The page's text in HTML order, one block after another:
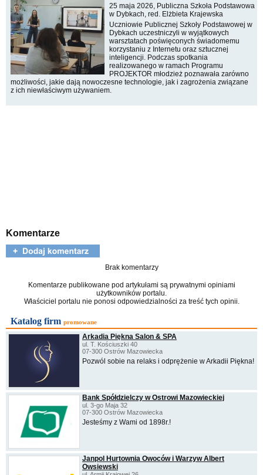
25 maja 2026, Publiczna Szkoła Podstawowa
w Dybkach, red. Elżbieta Krajewska
Uczniowie Publicznej Szkoły Podstawowej w
Dybkach uczestniczyli w wyjątkowych
warsztatach poświęconych świadomemu
korzystaniu z Internetu oraz sztucznej
inteligencji. Podczas spotkania
realizowanego w ramach Programu
PROJEKTOR młodzież poznawała zarówno
możliwości, jakie dają nowoczesne technologie, jak i zagrożenia związane
z ich niewłaściwym używaniem.
Komentarze
Brak komentarzy
Komentarze publikowane pod artykułami są prywatnymi opiniami
użytkowników portalu.
Właściciel portalu nie ponosi odpowiedzialności za treść tych opinii.
Katalog firm promowane
Arkadia Piękna Salon & SPA
ul. T. Kościuszki 40
07-300 Ostrów Mazowiecka
Pozwól sobie na relaks i odprężenie w Arkadii Piękna!
Bank Spółdzielczy w Ostrowi Mazowieckiej
ul. 3-go Maja 32
07-300 Ostrów Mazowiecka
Jesteśmy z Wami od 1898r.!
Janpol Hurtownia Owoców i Warzyw Albert
Owsiewski